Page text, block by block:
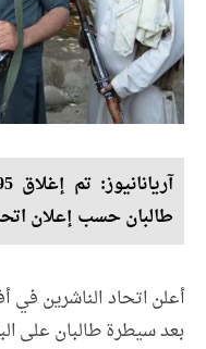
طالبان حسب إعلان
بعد سيطرة طالبان على